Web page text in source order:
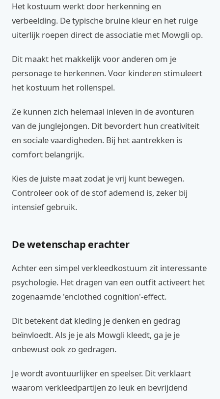
Het kostuum werkt door herkenning en
verbeelding. De typische bruine kleur en het ruige
uiterlijk roepen direct de associatie met Mowgli op.
Dit maakt het makkelijk voor anderen om je
personage te herkennen. Voor kinderen stimuleert
het kostuum het rollenspel.
Ze kunnen zich helemaal inleven in de avonturen
van de junglejongen. Dit bevordert hun creativiteit
en sociale vaardigheden. Bij het aantrekken is
comfort belangrijk.
Kies de juiste maat zodat je vrij kunt bewegen.
Controleer ook of de stof ademend is, zeker bij
intensief gebruik.
De wetenschap erachter
Achter een simpel verkleedkostuum zit interessante
psychologie. Het dragen van een outfit activeert het
zogenaamde 'enclothed cognition'-effect.
Dit betekent dat kleding je denken en gedrag
beïnvloedt. Als je je als Mowgli kleedt, ga je je
onbewust ook zo gedragen.
Je wordt avontuurlijker en speelser. Dit verklaart
waarom verkleedpartijen zo leuk en bevrijdend